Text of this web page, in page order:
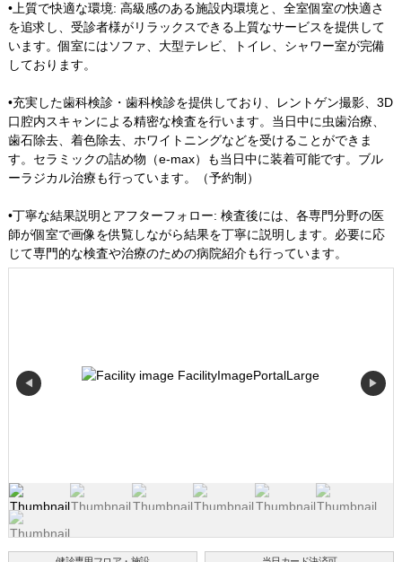
•上質で快適な環境: 高級感のある施設内環境と、全室個室の快適さ
を追求し、受診者様がリラックスできる上質なサービスを提供して
います。個室にはソファ、大型テレビ、トイレ、シャワー室が完備
しております。
•充実した歯科検診・歯科検診を提供しており、レントゲン撮影、3D
口腔内スキャンによる精密な検査を行います。当日中に虫歯治療、
歯石除去、着色除去、ホワイトニングなどを受けることができま
す。セラミックの詰め物（e-max）も当日中に装着可能です。ブル
ーラジカル治療も行っています。（予約制）
•丁寧な結果説明とアフターフォロー: 検査後には、各専門分野の医
師が個室で画像を供覧しながら結果を丁寧に説明します。必要に応
じて専門的な検査や治療のための病院紹介も行っています。
◀ ▶